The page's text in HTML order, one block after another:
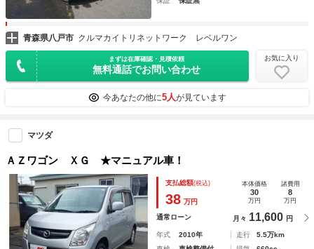
青森県八戸市 クルマカイトリネットワーク レベルワン
まずは在庫確認・見積依頼
無料通話でお問い合わせ
お気に入り
今あなたの他に5人が見ています
マツダ
ＡＺワゴン ＸＧ ★マニュアル車！
支払総額(税込)
38 万円
本体価格
30
万円
諸費用
8
万円
通常ローン 月々 11,600 円
年式 2010年 走行
5.5万km